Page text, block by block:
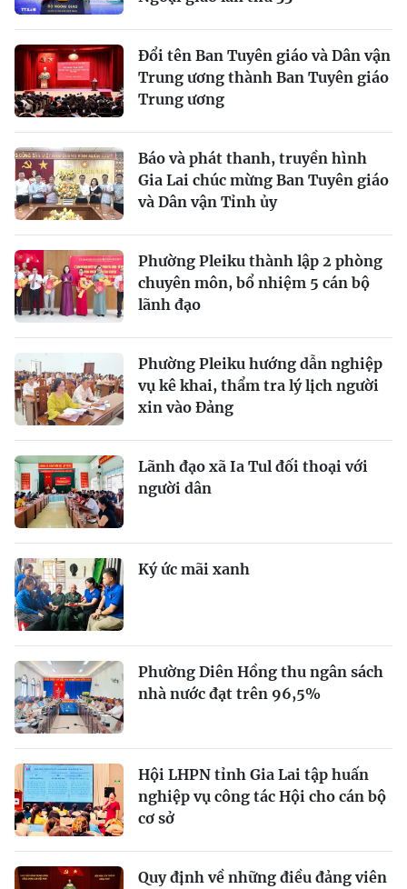
Đổi tên Ban Tuyên giáo và Dân vận
Trung ương thành Ban Tuyên giáo
Trung ương
Báo và phát thanh, truyền hình
Gia Lai chúc mừng Ban Tuyên giáo
và Dân vận Tỉnh ủy
Phường Pleiku thành lập 2 phòng
chuyên môn, bổ nhiệm 5 cán bộ
lãnh đạo
Phường Pleiku hướng dẫn nghiệp
vụ kê khai, thẩm tra lý lịch người
xin vào Đảng
Lãnh đạo xã Ia Tul đối thoại với
người dân
Ký ức mãi xanh
Phường Diên Hồng thu ngân sách
nhà nước đạt trên 96,5%
Hội LHPN tỉnh Gia Lai tập huấn
nghiệp vụ công tác Hội cho cán bộ
cơ sở
Quy định về những điều đảng viên